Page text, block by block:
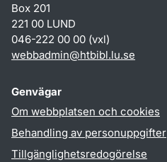
Box 201
221 00 LUND
046-222 00 00 (vxl)
webbadmin@htbibl.lu.se
Genvägar
Om webbplatsen och cookies
Behandling av personuppgifter
Tillgänglighetsredogörelse